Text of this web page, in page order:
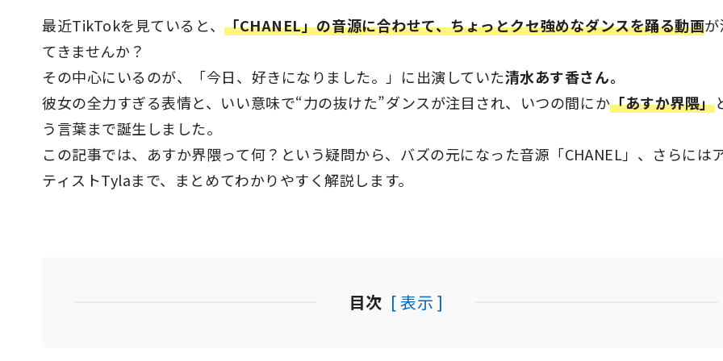
最近TikTokを見ていると、「CHANEL」の音源に合わせて、ちょっとクセ強めなダンスを踊る動画
てきませんか？
その中心にいるのが、「今日、好きになりました。」に出演していた清水あす香さん。
彼女の全力すぎる表情と、いい意味で“力の抜けた”ダンスが注目され、いつの間にか「あすか界隈」
う言葉まで誕生しました。
この記事では、あすか界隈って何？という疑問から、バズの元になった音源「CHANEL」、さらには
ティストTylaまで、まとめてわかりやすく解説します。
目次 [ 表示 ]